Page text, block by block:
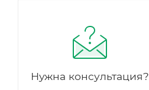
Краун Принцесса
Маргарет
Лиола
Нужна консультация?